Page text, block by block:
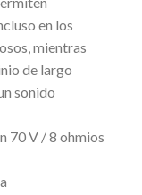
en los
mientras
de largo
sonido
70 V / 8 ohmios